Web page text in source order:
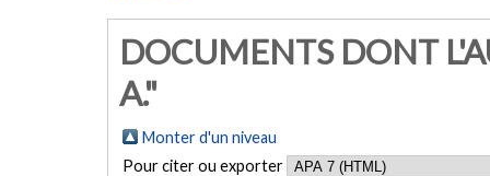
DOCUMENTS DONT
A."
Monter d'un niveau
Pour citer ou exporter